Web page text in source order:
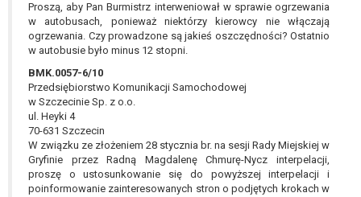
Proszą, aby Pan Burmistrz interweniował w sprawie ogrzewania
w autobusach, ponieważ niektórzy kierowcy nie włączają
ogrzewania. Czy prowadzone są jakieś oszczędności? Ostatnio
w autobusie było minus 12 stopni.
BMK.0057-6/10
Przedsiębiorstwo Komunikacji Samochodowej
w Szczecinie Sp. z o.o.
ul. Heyki 4
70-631 Szczecin
W związku ze złożeniem 28 stycznia br. na sesji Rady Miejskiej w
Gryfinie przez Radną Magdalenę Chmurę-Nycz interpelacji,
proszę o ustosunkowanie się do powyższej interpelacji i
poinformowanie zainteresowanych stron o podjętych krokach w